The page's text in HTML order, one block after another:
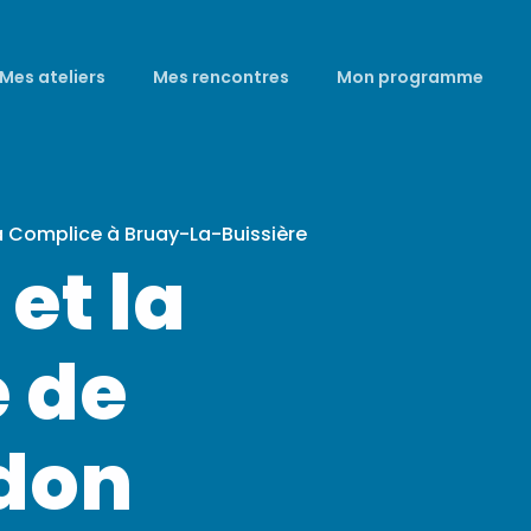
Mes ateliers Mes rencontres Mon programme
Complice à Bruay-La-Buissière
la
de